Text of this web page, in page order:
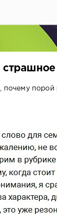
почему порой